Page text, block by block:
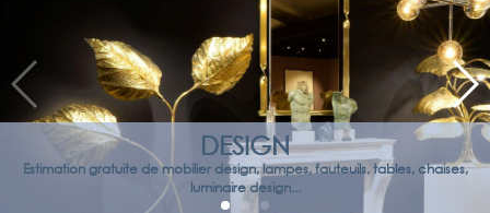
DESIGN
Estimation gratuite de mobilier design, lampes, fauteuils, tables, chaises,
luminaire design...